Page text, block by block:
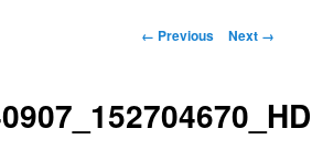
Image
← Previous Next →